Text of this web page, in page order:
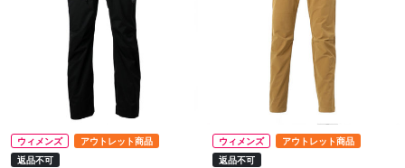
ウィメンズ
アウトレット商品
返品不可
ウィメンズ
アウトレット商品
返品不可